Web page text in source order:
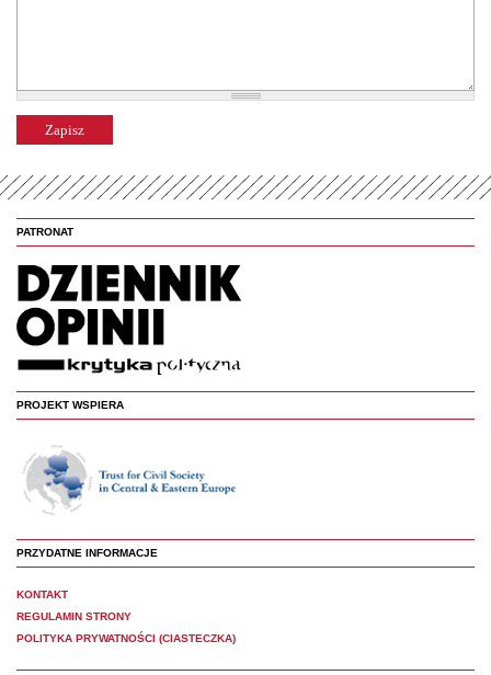
PATRONAT
PROJEKT WSPIERA
PRZYDATNE INFORMACJE
KONTAKT
REGULAMIN STRONY
POLITYKA PRYWATNOŚCI (CIASTECZKA)